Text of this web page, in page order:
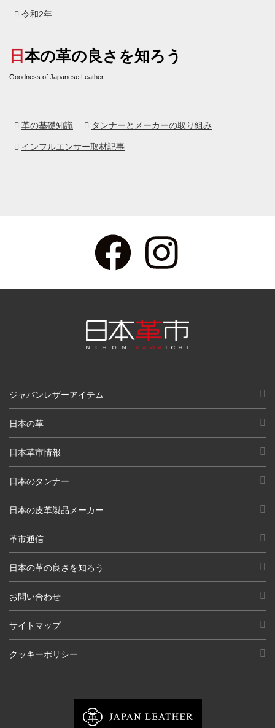
令和2年
日本の革の良さを知ろう
Goodness of Japanese Leather
革の基礎知識 タンナーとメーカーの取り組み
インフルエンサー取材記事
ジャパンレザーアイテム
日本の革
日本革市情報
日本のタンナー
日本の皮革製品メーカー
革市通信
日本の革の良さを知ろう
お問い合わせ
サイトマップ
クッキーポリシー